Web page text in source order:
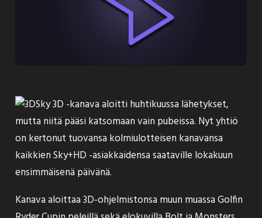
Sky 3D -kanava aloitti huhtikuussa lähetykset,
mutta niitä pääsi katsomaan vain pubeissa. Nyt yhtiö
on kertonut tuovansa kolmiulotteisen kanavansa
kaikkien Sky+HD -asiakkaidensa saataville lokakuun
ensimmäisenä päivänä.
Kanava aloittaa 3D-ohjelmistonsa muun muassa Golfin